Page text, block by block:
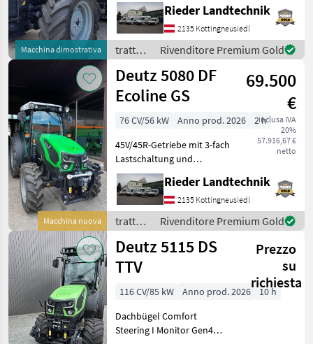
Macchina dimostrativa
Ausführung, Lenksäule
schwenk- und
teleskopierbar,
Sicherheitsgurt für
Fahrersitz, Scheibenwischer
Rieder Landtechnik
2135 Kottingneusiedl
trattori
/ Deutz
Fahr
Rivenditore Premium Gold
Macchina nuova
Deutz 5080 DF
Ecoline GS
69.500
€
inclusa IVA
20%
57.916,67 €
netto
76 CV/56 kW Anno prod. 2026
2 h
45V/45R-Getriebe mit 3-fach
Lastschaltung und
Kriechgang, Lenksäule
teleskopierbar,
Sicherheitsgurt für
Fahrersitz, Kabine für FSV,
Armaturenbrett mit
digitalem disp
Rieder Landtechnik
2135 Kottingneusiedl
trattori
/ Deutz
Fahr
Rivenditore Premium Gold
Deutz 5115 DS
TTV
Prezzo
su
richiesta
116 CV/85 kW Anno prod. 2026
10 h
Dachbügel Comfort
Steering I Monitor Gen4